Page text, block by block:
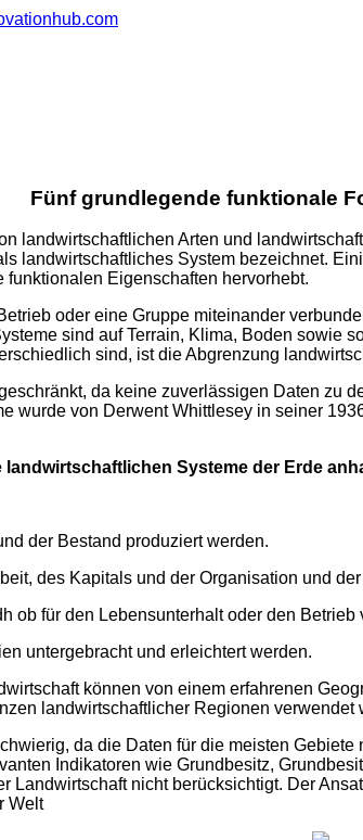
Fünf grundlegende funktionale
landwirtschaftlichen Arten und
landwirtschaftliches System bezeichnet.
Eigenschaften hervorhebt.
oder eine Gruppe miteinander
sind auf Terrain, Klima, Boden
sind, ist die Abgrenzung
da keine zuverlässigen Daten zu
wurde von Derwent Whittlesey in seiner
Systeme der Erde
der Bestand produziert werden.
des Kapitals und der Organisation und
ob für den Lebensunterhalt oder den
untergebracht und erleichtert werden.
können von einem erfahrenen
landwirtschaftlicher Regionen verwendet
da die Daten für die meisten
Indikatoren wie Grundbesitz,
Landwirtschaft nicht berücksichtigt. Der
Welt